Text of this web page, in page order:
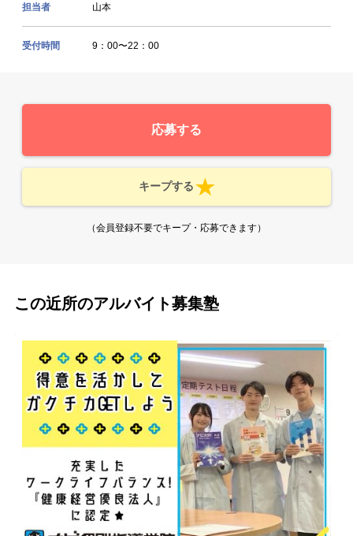
担当者 山本
受付時間 9：00〜22：00
応募する
キープする
（会員登録不要でキープ・応募できます）
この近所のアルバイト募集塾